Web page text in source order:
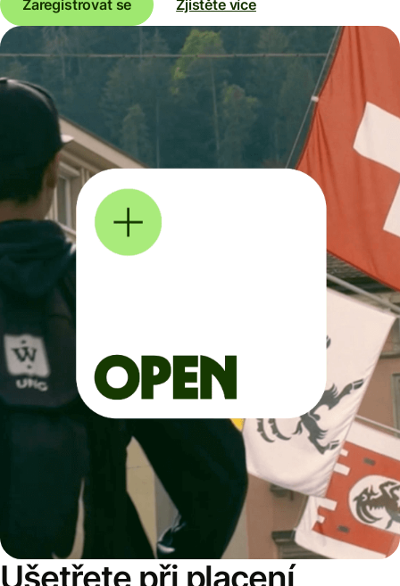
Zaregistrovat se Zjistěte více
Ušetřete při placení,